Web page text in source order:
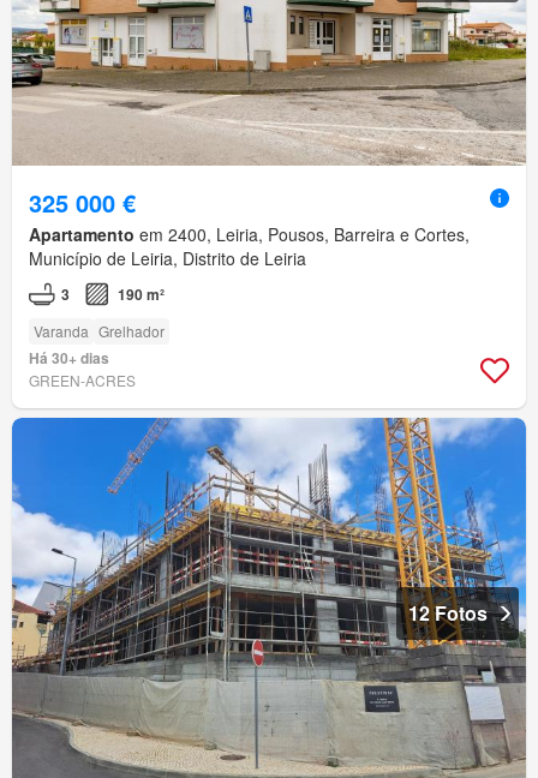
325 000 €
Apartamento em 2400, Leiria, Pousos, Barreira e Cortes,
Município de Leiria, Distrito de Leiria
3 190 m²
Varanda Grelhador
Há 30+ dias
GREEN-ACRES
12 Fotos